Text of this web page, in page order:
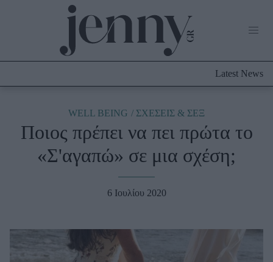
Culture
Fashion
Shopping
Latest News
WELL BEING ΣΧΕΣΕΙΣ & ΣΕΞ
Ποιος πρέπει να πει πρώτα το
«Σ'αγαπώ» σε μια σχέση;
6 Ιουλίου 2020